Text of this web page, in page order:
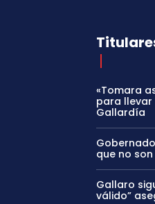
«Tomara
para llevar
Gallardía
que no
Gallaro
válido”